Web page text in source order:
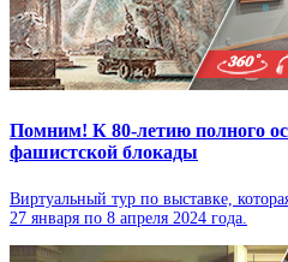
Помним! К 80-летию полного
фашистской блокады
Виртуальный тур по выставке,
27 января по 8 апреля 2024 года.